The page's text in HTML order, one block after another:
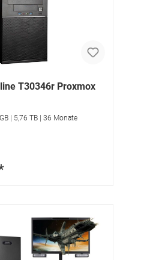
T30346r Proxmox
| 5,76 TB | 36 Monate